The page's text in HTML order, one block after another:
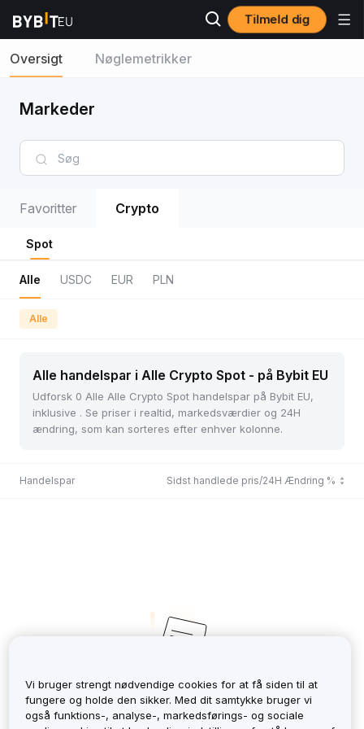
Tilmeld dig
Oversigt Nøglemetrikker
Markeder
Favoritter Crypto
Spot
Alle USDC EUR PLN
Alle
Alle handelspar i Alle Crypto Spot - på Bybit EU
Udforsk 0 Alle Alle Crypto Spot handelspar på Bybit EU,
inklusive . Se priser i realtid, markedsværdier og 24H
ændring, som kan sorteres efter enhver kolonne.
Handelspar Sidst handlede pris/24H Ændring %
No Records
Vi bruger strengt nødvendige cookies for at få siden til at
fungere og holde den sikker. Med dit samtykke bruger vi
også funktions-, analyse-, markedsførings- og sociale